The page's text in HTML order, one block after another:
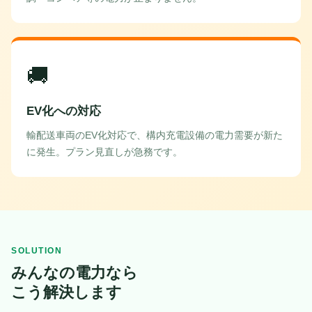
🚚
EV化への対応
輸配送車両のEV化対応で、構内充電設備の電力需要が新た
に発生。プラン見直しが急務です。
SOLUTION
みんなの電力なら
こう解決します